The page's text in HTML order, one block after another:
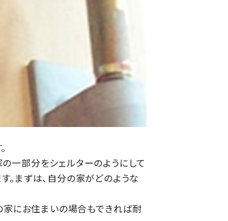
一部分をシェルターのようにして
まずは、自分の家がどのような
にお住まいの場合もできれば耐